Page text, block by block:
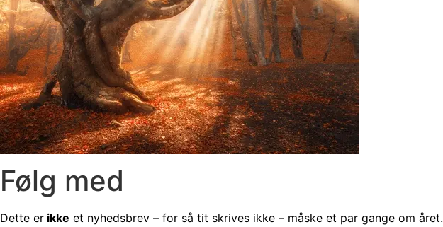
Følg med
Dette er ikke et nyhedsbrev – for så tit skrives ikke – måske et par gange om året.